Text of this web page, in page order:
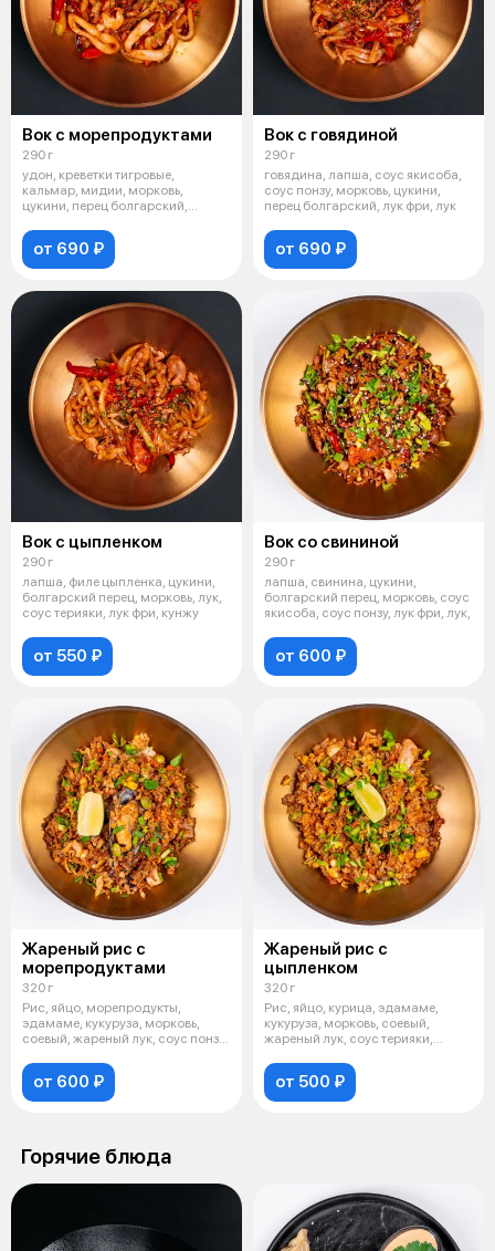
Вок с морепродуктами
290 г
удон, креветки тигровые,
кальмар, мидии, морковь,
цукини, перец болгарский,
от 690 ₽
Вок с говядиной
290 г
говядина, лапша, соус якисоба,
соус понзу, морковь, цукини,
перец болгарский, лук фри, лук
от 690 ₽
Вок с цыпленком
290 г
лапша, филе цыпленка, цукини,
болгарский перец, морковь, лук,
соус терияки, лук фри, кунжу
от 550 ₽
Вок со свининой
290 г
лапша, свинина, цукини,
болгарский перец, морковь, соус
якисоба, соус понзу, лук фри, лук,
от 600 ₽
Жареный рис с
морепродуктами
320 г
Рис, яйцо, морепродукты,
эдамаме, кукуруза, морковь,
соевый, жареный лук, соус понзу,
от 600 ₽
Жареный рис с
цыпленком
320 г
Рис, яйцо, курица, эдамаме,
кукуруза, морковь, соевый,
жареный лук, соус терияки,
от 500 ₽
Горячие блюда